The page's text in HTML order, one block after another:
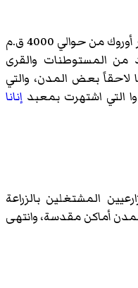
بدأ التاريخ السومري بما يعرف بعصر أوروك من حوالي 4000 ق.م
من المستوطنات والقرى
لاحقاً بعض المدن، والتي
التي اشتهرت بمعبد إنانا
المزارعيين المشتغلين بالزراعة
أماكن مقدسة، وانتهى